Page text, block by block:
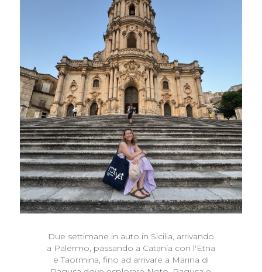
Due settimane in auto in Sicilia, arrivando
a Palermo, passando a Catania con l'Etna
e Taormina, fino ad arrivare a Marina di